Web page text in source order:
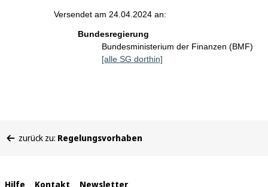
Versendet am 24.04.2024 an:
Bundesregierung
Bundesministerium der Finanzen (BMF)
[alle SG dorthin]
befinden
zurück zu: Regelungsvorhaben
Hilfe Kontakt Newsletter